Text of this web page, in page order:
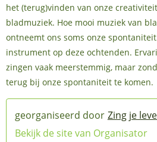
het (terug)vinden van onze
bladmuziek. Hoe mooi muziek van
ontneemt ons soms onze
instrument op deze ochtenden.
zingen vaak meerstemmig, maar
terug bij onze spontaniteit te komen.
Zing je
Bekijk de site van Organisator